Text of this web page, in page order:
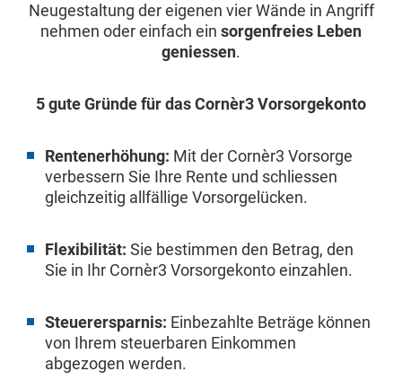
Neugestaltung der eigenen vier Wände in Angriff
nehmen oder einfach ein sorgenfreies Leben
geniessen.
5 gute Gründe für das Cornèr3 Vorsorgekonto
Rentenerhöhung: Mit der Cornèr3 Vorsorge
verbessern Sie Ihre Rente und schliessen
gleichzeitig allfällige Vorsorgelücken.
Flexibilität: Sie bestimmen den Betrag, den
Sie in Ihr Cornèr3 Vorsorgekonto einzahlen.
Steuerersparnis: Einbezahlte Beträge können
von Ihrem steuerbaren Einkommen
abgezogen werden.